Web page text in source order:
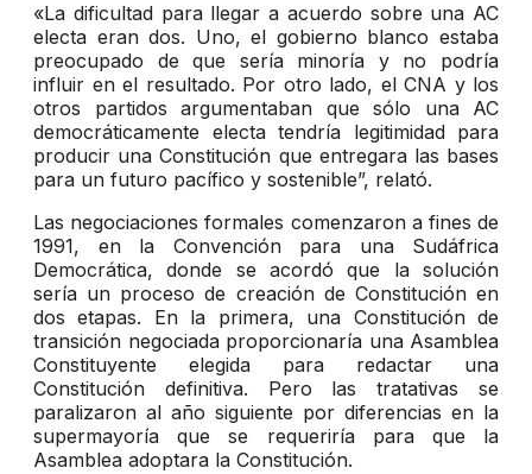
«La dificultad para llegar a acuerdo sobre una AC
electa eran dos. Uno, el gobierno blanco estaba
preocupado de que sería minoría y no podría
influir en el resultado. Por otro lado, el CNA y los
otros partidos argumentaban que sólo una AC
democráticamente electa tendría legitimidad para
producir una Constitución que entregara las bases
para un futuro pacífico y sostenible”, relató.
Las negociaciones formales comenzaron a fines de
1991, en la Convención para una Sudáfrica
Democrática, donde se acordó que la solución
sería un proceso de creación de Constitución en
dos etapas. En la primera, una Constitución de
transición negociada proporcionaría una Asamblea
Constituyente elegida para redactar una
Constitución definitiva. Pero las tratativas se
paralizaron al año siguiente por diferencias en la
supermayoría que se requeriría para que la
Asamblea adoptara la Constitución.